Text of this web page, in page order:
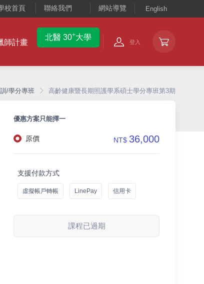
校首頁 聯絡我們 網站導覽 English
師計畫
北醫 30+大學
登入
/學分專班 高齡健康暨長期照護學系碩士學分專班第3期
優惠方案只能擇一
原價 NT$ 36,000
支援付款方式
虛擬帳戶轉帳 LinePay 信用卡
課程已過期